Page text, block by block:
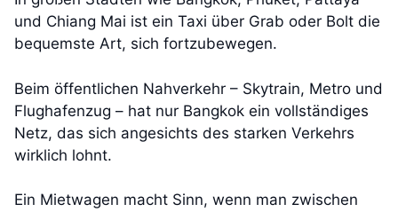
und Chiang Mai ist ein Taxi über Grab oder Bolt die
bequemste Art, sich fortzubewegen.
Beim öffentlichen Nahverkehr – Skytrain, Metro und
Flughafenzug – hat nur Bangkok ein vollständiges
Netz, das sich angesichts des starken Verkehrs
wirklich lohnt.
Ein Mietwagen macht Sinn, wenn man zwischen